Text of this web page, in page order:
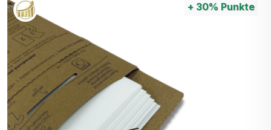
kann helfen, den Stoffwechsel und das
Energieniveau zu verbessern, was für die
allgemeine Vitalität und das Wohlbefinden von
Vorteil ist.
Die Kombination verschiedener Kollagenarten -
Rind-, Schweine- und Fischkollagen - kann
mehrere Vorteile bieten, da jede Art spezifische
Vorteile und bioaktive Peptide hat, die synergetisch
+ 30% Punkte